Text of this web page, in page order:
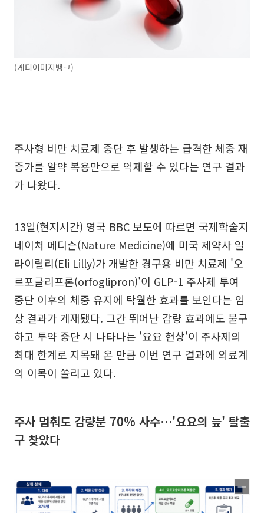
(게티이미지뱅크)
주사형 비만 치료제 중단 후 발생하는 급격한 체중 재
증가를 알약 복용만으로 억제할 수 있다는 연구 결과
가 나왔다.
13일(현지시간) 영국 BBC 보도에 따르면 국제학술지
네이처 메디슨(Nature Medicine)에 미국 제약사 일
라이릴리(Eli Lilly)가 개발한 경구용 비만 치료제 '오
르포글리프론(orfoglipron)'이 GLP-1 주사제 투여
중단 이후의 체중 유지에 탁월한 효과를 보인다는 임
상 결과가 게재됐다. 그간 뛰어난 감량 효과에도 불구
하고 투약 중단 시 나타나는 '요요 현상'이 주사제의
최대 한계로 지목돼 온 만큼 이번 연구 결과에 의료계
의 이목이 쏠리고 있다.
주사 멈춰도 감량분 70% 사수…'요요의 늪' 탈출
구 찾았다